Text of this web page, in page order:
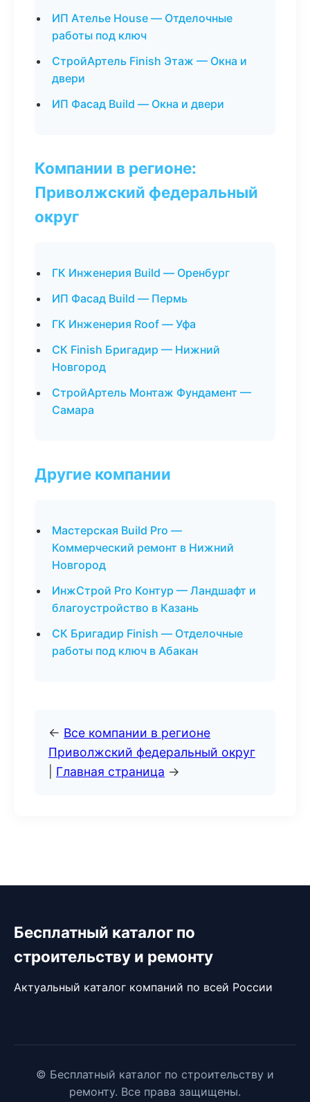
ИП Ателье House — Отделочные
работы под ключ
СтройАртель Finish Этаж — Окна и
двери
ИП Фасад Build — Окна и двери
Компании в регионе:
Приволжский федеральный
округ
ГК Инженерия Build — Оренбург
ИП Фасад Build — Пермь
ГК Инженерия Roof — Уфа
СК Finish Бригадир — Нижний
Новгород
СтройАртель Монтаж Фундамент —
Самара
Другие компании
Мастерская Build Pro —
Коммерческий ремонт в Нижний
Новгород
ИнжСтрой Pro Контур — Ландшафт и
благоустройство в Казань
СК Бригадир Finish — Отделочные
работы под ключ в Абакан
← Все компании в регионе
Приволжский федеральный округ
Главная страница →
Бесплатный каталог по
строительству и ремонту
Актуальный каталог компаний по всей России
© Бесплатный каталог по строительству и
ремонту. Все права защищены.